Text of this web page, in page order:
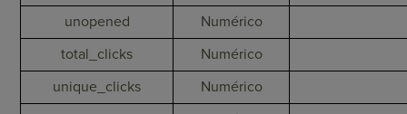
unopened
Numérico
total_clicks
Numérico
unique_clicks
Numérico